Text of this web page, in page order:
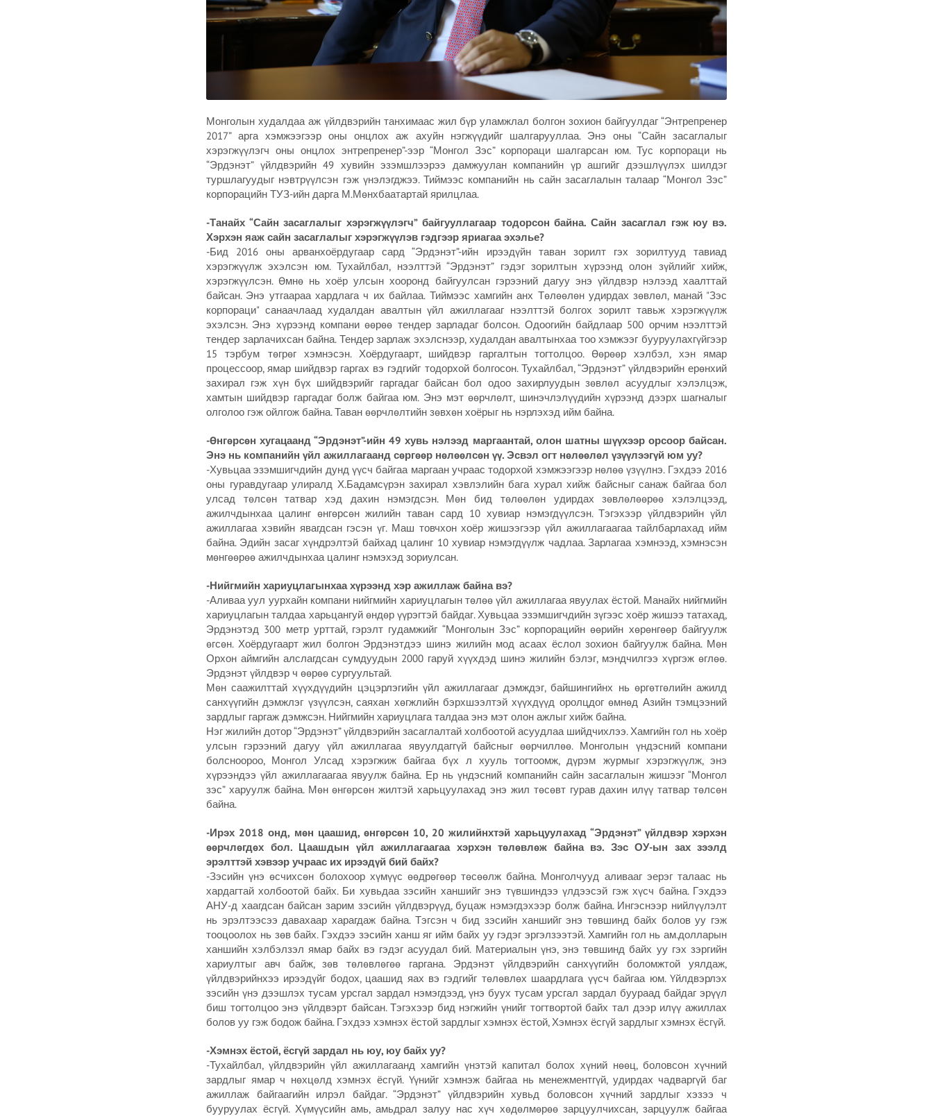
Монголын худалдаа аж үйлдвэрийн танхимаас жил бүр уламжлал болгон зохион байгуулдаг “Энтрепренер
2017” арга хэмжээгээр оны онцлох аж ахуйн нэгжүүдийг шалгарууллаа. Энэ оны “Сайн засаглалыг
хэрэгжүүлэгч оны онцлох энтрепренер”-ээр “Монгол Зэс” корпораци шалгарсан юм. Тус корпораци нь
“Эрдэнэт” үйлдвэрийн 49 хувийн эзэмшлээрээ дамжуулан компанийн үр ашгийг дээшлүүлэх шилдэг
туршлагуудыг нэвтрүүлсэн гэж үнэлэгджээ. Тиймээс компанийн нь сайн засаглалын талаар “Монгол Зэс”
корпорацийн ТУЗ-ийн дарга М.Мөнхбаатартай ярилцлаа.
-Танайх “Сайн засаглалыг хэрэгжүүлэгч” байгууллагаар тодорсон байна. Сайн засаглал гэж юу вэ.
Хэрхэн яаж сайн засаглалыг хэрэгжүүлэв гэдгээр яриагаа эхэлье?
-Бид 2016 оны арванхоёрдугаар сард “Эрдэнэт”-ийн ирээдүйн таван зорилт гэх зорилтууд тавиад
хэрэгжүүлж эхэлсэн юм. Тухайлбал, нээлттэй “Эрдэнэт” гэдэг зорилтын хүрээнд олон зүйлийг хийж,
хэрэгжүүлсэн. Өмнө нь хоёр улсын хооронд байгуулсан гэрээний дагуу энэ үйлдвэр нэлээд хаалттай
байсан. Энэ утгаараа хардлага ч их байлаа. Тиймээс хамгийн анх Төлөөлөн удирдах зөвлөл, манай "Зэс
корпораци" санаачлаад худалдан авалтын үйл ажиллагааг нээлттэй болгох зорилт тавьж хэрэгжүүлж
эхэлсэн. Энэ хүрээнд компани өөрөө тендер зарладаг болсон. Одоогийн байдлаар 500 орчим нээлттэй
тендер зарлачихсан байна. Тендер зарлаж эхэлснээр, худалдан авалтынхаа тоо хэмжээг бууруулахгүйгээр
15 тэрбум төгрөг хэмнэсэн. Хоёрдугаарт, шийдвэр гаргалтын тогтолцоо. Өөрөөр хэлбэл, хэн ямар
процессоор, ямар шийдвэр гаргах вэ гэдгийг тодорхой болгосон. Тухайлбал, “Эрдэнэт” үйлдвэрийн ерөнхий
захирал гэж хүн бүх шийдвэрийг гаргадаг байсан бол одоо захирлуудын зөвлөл асуудлыг хэлэлцэж,
хамтын шийдвэр гаргадаг болж байгаа юм. Энэ мэт өөрчлөлт, шинэчлэлүүдийн хүрээнд дээрх шагналыг
олголоо гэж ойлгож байна. Таван өөрчлөлтийн зөвхөн хоёрыг нь нэрлэхэд ийм байна.
-Өнгөрсөн хугацаанд “Эрдэнэт”-ийн 49 хувь нэлээд маргаантай, олон шатны шүүхээр орсоор байсан.
Энэ нь компанийн үйл ажиллагаанд сөргөөр нөлөөлсөн үү. Эсвэл огт нөлөөлөл үзүүлээгүй юм уу?
-Хувьцаа эзэмшигчдийн дунд үүсч байгаа маргаан учраас тодорхой хэмжээгээр нөлөө үзүүлнэ. Гэхдээ 2016
оны гуравдугаар улиралд Х.Бадамсүрэн захирал хэвлэлийн бага хурал хийж байсныг санаж байгаа бол
улсад төлсөн татвар хэд дахин нэмэгдсэн. Мөн бид төлөөлөн удирдах зөвлөлөөрөө хэлэлцээд,
ажилчдынхаа цалинг өнгөрсөн жилийн таван сард 10 хувиар нэмэгдүүлсэн. Тэгэхээр үйлдвэрийн үйл
ажиллагаа хэвийн явагдсан гэсэн үг. Маш товчхон хоёр жишээгээр үйл ажиллагаагаа тайлбарлахад ийм
байна. Эдийн засаг хүндрэлтэй байхад цалинг 10 хувиар нэмэгдүүлж чадлаа. Зарлагаа хэмнээд, хэмнэсэн
мөнгөөрөө ажилчдынхаа цалинг нэмэхэд зориулсан.
-Нийгмийн хариуцлагынхаа хүрээнд хэр ажиллаж байна вэ?
-Аливаа уул уурхайн компани нийгмийн хариуцлагын төлөө үйл ажиллагаа явуулах ёстой. Манайх нийгмийн
хариуцлагын талдаа харьцангуй өндөр үүрэгтэй байдаг. Хувьцаа эзэмшигчдийн зүгээс хоёр жишээ татахад,
Эрдэнэтэд 300 метр урттай, гэрэлт гудамжийг “Монголын Зэс” корпорацийн өөрийн хөрөнгөөр байгуулж
өгсөн. Хоёрдугаарт жил болгон Эрдэнэтдээ шинэ жилийн мод асаах ёслол зохион байгуулж байна. Мөн
Орхон аймгийн алслагдсан сумдуудын 2000 гаруй хүүхдэд шинэ жилийн бэлэг, мэндчилгээ хүргэж өглөө.
Эрдэнэт үйлдвэр ч өөрөө сургуультай.
Мөн саажилттай хүүхдүүдийн цэцэрлэгийн үйл ажиллагааг дэмждэг, байшингийнх нь өргөтгөлийн ажилд
санхүүгийн дэмжлэг үзүүлсэн, саяхан хөгжлийн бэрхшээлтэй хүүхдүүд оролцдог өмнөд Азийн тэмцээний
зардлыг гаргаж дэмжсэн. Нийгмийн хариуцлага талдаа энэ мэт олон ажлыг хийж байна.
Нэг жилийн дотор “Эрдэнэт” үйлдвэрийн засаглалтай холбоотой асуудлаа шийдчихлээ. Хамгийн гол нь хоёр
улсын гэрээний дагуу үйл ажиллагаа явуулдаггүй байсныг өөрчиллөө. Монголын үндэсний компани
болсноороо, Монгол Улсад хэрэгжиж байгаа бүх л хууль тогтоомж, дүрэм журмыг хэрэгжүүлж, энэ
хүрээндээ үйл ажиллагаагаа явуулж байна. Ер нь үндэсний компанийн сайн засаглалын жишээг “Монгол
зэс” харуулж байна. Мөн өнгөрсөн жилтэй харьцуулахад энэ жил төсөвт гурав дахин илүү татвар төлсөн
байна.
-Ирэх 2018 онд, мөн цаашид, өнгөрсөн 10, 20 жилийнхтэй харьцуулахад “Эрдэнэт” үйлдвэр хэрхэн
өөрчлөгдөх бол. Цаашдын үйл ажиллагаагаа хэрхэн төлөвлөж байна вэ. Зэс ОУ-ын зах зээлд
эрэлттэй хэвээр учраас их ирээдүй бий байх?
-Зэсийн үнэ өсчихсөн болохоор хүмүүс өөдрөгөөр төсөөлж байна. Монголчууд аливааг эерэг талаас нь
хардагтай холбоотой байх. Би хувьдаа зэсийн ханшийг энэ түвшиндээ үлдээсэй гэж хүсч байна. Гэхдээ
АНУ-д хаагдсан байсан зарим зэсийн үйлдвэрүүд, буцаж нэмэгдэхээр болж байна. Ингэснээр нийлүүлэлт
нь эрэлтээсээ давахаар харагдаж байна. Тэгсэн ч бид зэсийн ханшийг энэ төвшинд байх болов уу гэж
тооцоолох нь зөв байх. Гэхдээ зэсийн ханш яг ийм байх уу гэдэг эргэлзээтэй. Хамгийн гол нь ам.долларын
ханшийн хэлбэлзэл ямар байх вэ гэдэг асуудал бий. Материалын үнэ, энэ төвшинд байх уу гэх зэргийн
хариултыг авч байж, зөв төлөвлөгөө гаргана. Эрдэнэт үйлдвэрийн санхүүгийн боломжтой уялдаж,
үйлдвэрийнхээ ирээдүйг бодох, цаашид яах вэ гэдгийг төлөвлөх шаардлага үүсч байгаа юм. Үйлдвэрлэх
зэсийн үнэ дээшлэх тусам урсгал зардал нэмэгдээд, үнэ буух тусам урсгал зардал буураад байдаг эрүүл
биш тогтолцоо энэ үйлдвэрт байсан. Тэгэхээр бид нэгжийн үнийг тогтвортой байх тал дээр илүү ажиллах
болов уу гэж бодож байна. Гэхдээ хэмнэх ёстой зардлыг хэмнэх ёстой, Хэмнэх ёсгүй зардлыг хэмнэх ёсгүй.
-Хэмнэх ёстой, ёсгүй зардал нь юу, юу байх уу?
-Тухайлбал, үйлдвэрийн үйл ажиллагаанд хамгийн үнэтэй капитал болох хүний нөөц, боловсон хүчний
зардлыг ямар ч нөхцөлд хэмнэх ёсгүй. Үүнийг хэмнэж байгаа нь менежментгүй, удирдах чадваргүй баг
ажиллаж байгаагийн илрэл байдаг. “Эрдэнэт” үйлдвэрийн хувьд боловсон хүчний зардлыг хэзээ ч
бууруулах ёсгүй. Хүмүүсийн амь, амьдрал залуу нас хүч хөдөлмөрөө зарцуулчихсан, зарцуулж байгаа